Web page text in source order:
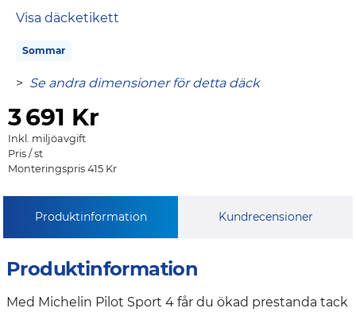
Visa däcketikett
Sommar
> Se andra dimensioner för detta däck
3691 Kr
Inkl. miljöavgift
Pris / st
Monteringspris 415 Kr
Produktinformation Kundrecensioner
Produktinformation
Med Michelin Pilot Sport 4 får du ökad prestanda tack